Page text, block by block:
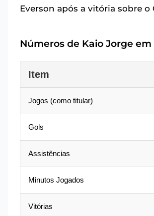
Everson após a vitória sobre o
Números de Kaio Jorge em
Item
Jogos (como titular)
Gols
Assistências
Minutos Jogados
Vitórias